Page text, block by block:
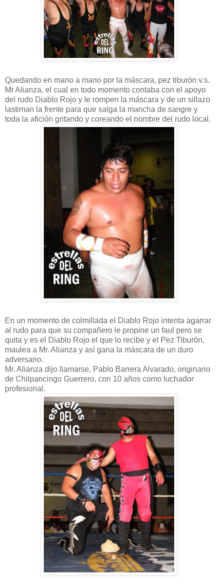
Quedando en mano a mano por la máscara, pez tiburón v.s.
Mr Alianza, el cual en todo momento contaba con el apoyo
del rudo Diablo Rojo y le rompen la máscara y de un sillazo
lastiman la frente para que salga la mancha de sangre y
toda la afición gritando y coreando el nombre del rudo local.
En un momento de colmillada el Diablo Rojo intenta agarrar
al rudo para que su compañero le propine un faul pero se
quita y es el Diablo Rojo el que lo recibe y el Pez Tiburón,
maulea a Mr. Alianza y así gana la máscara de un duro
adversario.
Mr. Alianza dijo llamarse, Pablo Barrera Alvarado, originario
de Chilpancingo Guerrero, con 10 años como luchador
profesional.